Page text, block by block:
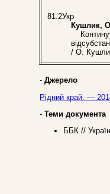
81.2Укр
Кушлик,
/ О.
- Джерело
Рідний край. —
- Теми документа
ББК //